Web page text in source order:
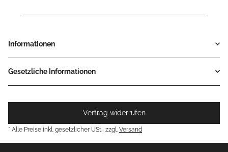
Informationen
Gesetzliche Informationen
Vertrag widerrufen
* Alle Preise inkl. gesetzlicher USt., zzgl. Versand